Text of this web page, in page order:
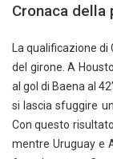
Cronaca della
La qualificazione
del girone. A
al gol di Baena al
si lascia sfuggire
Con questo
mentre Uruguay e